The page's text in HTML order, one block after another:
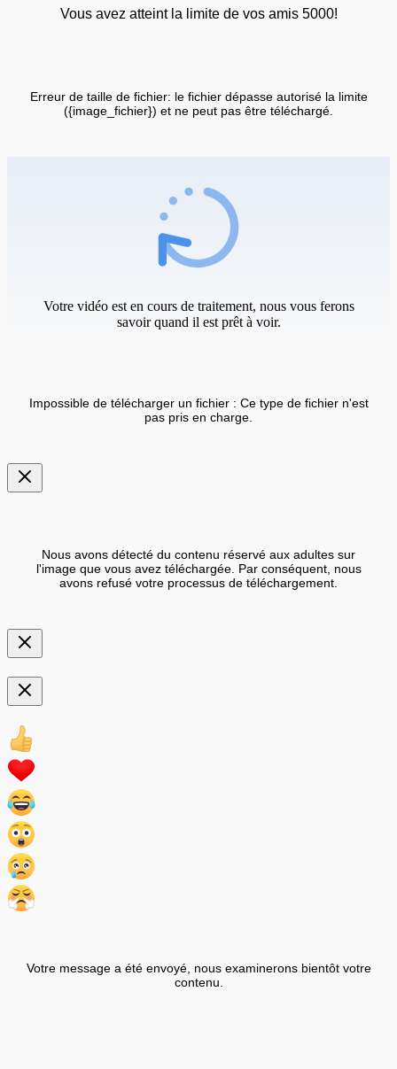
Vous avez atteint la limite de vos amis 5000!
Erreur de taille de fichier: le fichier dépasse autorisé la limite
({image_fichier}) et ne peut pas être téléchargé.
Votre vidéo est en cours de traitement, nous vous ferons
savoir quand il est prêt à voir.
Impossible de télécharger un fichier : Ce type de fichier n'est
pas pris en charge.
Nous avons détecté du contenu réservé aux adultes sur
l'image que vous avez téléchargée. Par conséquent, nous
avons refusé votre processus de téléchargement.
Votre message a été envoyé, nous examinerons bientôt votre
contenu.